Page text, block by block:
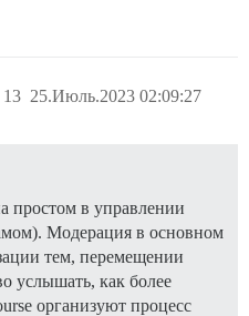
25.Июль.2023 02:09:27
13
простом в управлении
Модерация в основном
тем, перемещении
услышать, как более
организуют процесс